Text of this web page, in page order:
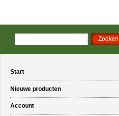
Start
Nieuwe producten
Account